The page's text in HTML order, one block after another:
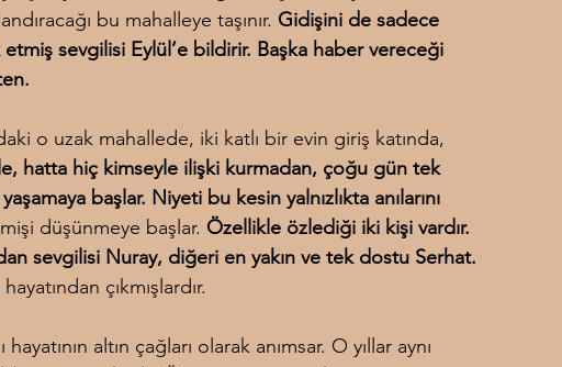
bu mahalleye taşınır. Gidişini de sadece
sevgilisi Eylül’e bildirir. Başka haber vereceği
o uzak mahallede, iki katlı bir evin giriş katında,
hatta hiç kimseyle ilişki kurmadan, çoğu gün tek
başlar. Niyeti bu kesin yalnızlıkta anılarını
düşünmeye başlar. Özellikle özlediği iki kişi vardır.
sevgilisi Nuray, diğeri en yakın ve tek dostu Serhat.
çıkmışlardır.
altın çağları olarak anımsar. O yıllar aynı